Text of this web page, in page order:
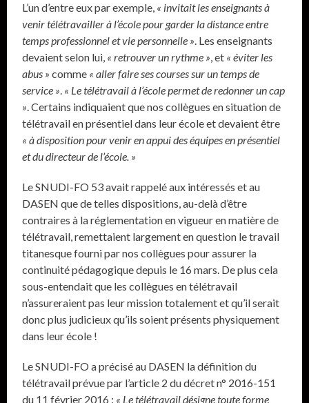
L’un d’entre eux par exemple, « invitait les enseignants à
venir télétravailler à l’école pour garder la distance entre
temps professionnel et vie personnelle » . Les enseignants
devaient selon lui, « retrouver un rythme » , et « éviter les
abus »comme « aller faire ses courses sur un temps de
service » « Le télétravail à l’école permet de redonner un cap
» . Certains indiquaient que nos collègues en situation de
télétravail en présentiel dans leur école et devaient être
« à disposition pour venir en appui des équipes en présentiel
et du directeur de l’école. »
Le SNUDI-FO 53 avait rappelé aux intéressés et au
DASEN que de telles dispositions, au-delà d’être
contraires à la réglementation en vigueur en matière de
télétravail, remettaient largement en question le travail
titanesque fourni par nos collègues pour assurer la
continuité pédagogique depuis le 16 mars. De plus cela
sous-entendait que les collègues en télétravail
n’assureraient pas leur mission totalement et qu’il serait
donc plus judicieux qu’ils soient présents physiquement
dans leur école !
Le SNUDI-FO a précisé au DASEN la définition du
télétravail prévue par l’article 2 du décret n° 2016-151
du 11 février 2016 : « Le télétravail désigne toute forme